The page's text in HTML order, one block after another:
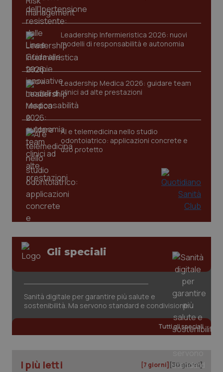
Tumore al seno
Tumore ovarico
Tumori del Polmone & Testa Collo
Tumori gastrointestinali
Ulcera & Reflusso
Vaccini
Leadership Infermieristica 2026: nuovi
modelli di responsabilità e autonomia
Leadership Medica 2026: guidare team
clinici ad alte prestazioni
AI e telemedicina nello studio
odontoiatrico: applicazioni concrete e
uso protetto
Gli speciali
Sanità digitale per garantire più salute e
sostenibilità. Ma servono standard e condivisione
Tutti gli speciali
I più letti [7 giorni] [30 giorni]
Necessari
I cookie necessari contribuiscono a rendere fruibile il
sito web abilitandone funzionalità di base quali la
navigazione sulle pagine e l'accesso alle aree
protette del sito. Il sito web non è in grado di
Nome
VISITOR_PRIVACY_METADATA
YouTube
CookieScriptConsent
www.quotidianosanita.it